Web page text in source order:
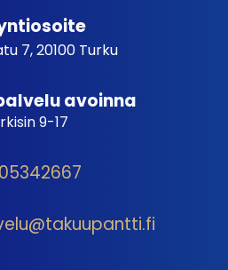
7, 20100 Turku
avoinna
9-17